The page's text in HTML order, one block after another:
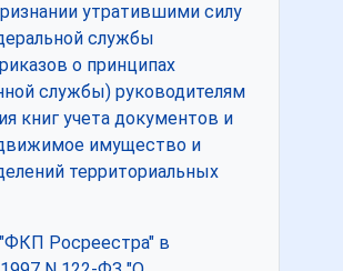
утратившими силу
службы
о принципах
службы) руководителям
книг учета документов и
имущество и
территориальных
Росреестра" в